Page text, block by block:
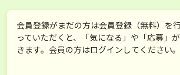
会員登録がまだの方は会員登録（無料）を
っていただくと、「気になる」や「応募」
きます。会員の方はログインしてください。